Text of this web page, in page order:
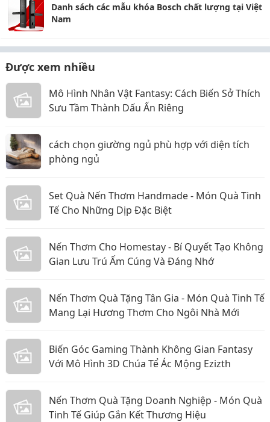
Danh sách các mẫu khóa Bosch chất lượng tại Việt
Nam
Được xem nhiều
Mô Hình Nhân Vật Fantasy: Cách Biến Sở Thích
Sưu Tầm Thành Dấu Ấn Riêng
cách chọn giường ngủ phù hợp với diện tích
phòng ngủ
Set Quà Nến Thơm Handmade - Món Quà Tinh
Tế Cho Những Dịp Đặc Biệt
Nến Thơm Cho Homestay - Bí Quyết Tạo Không
Gian Lưu Trú Ấm Cúng Và Đáng Nhớ
Nến Thơm Quà Tặng Tân Gia - Món Quà Tinh Tế
Mang Lại Hương Thơm Cho Ngôi Nhà Mới
Biến Góc Gaming Thành Không Gian Fantasy
Với Mô Hình 3D Chúa Tể Ác Mộng Ezizth
Nến Thơm Quà Tặng Doanh Nghiệp - Món Quà
Tinh Tế Giúp Gắn Kết Thương Hiệu